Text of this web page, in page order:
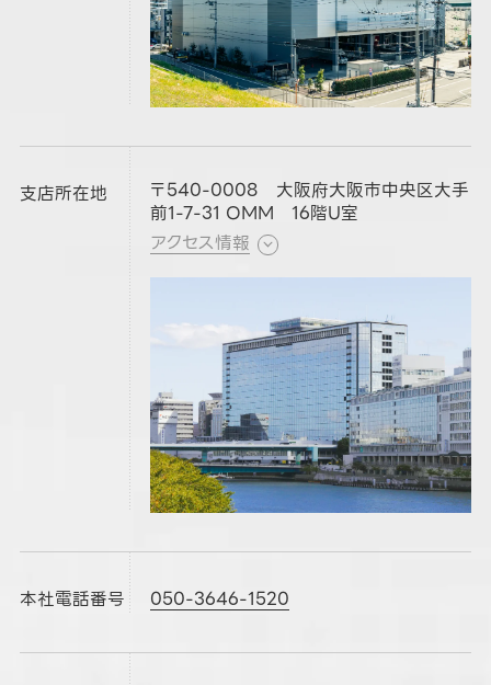
支店所在地
〒540-0008 大阪府大阪市中央区大手
前1-7-31 OMM 16階U室
アクセス情報
本社電話番号 050-3646-1520